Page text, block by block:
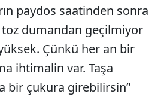
paydos saatinden sonra
dumandan geçilmiyor
Çünkü her an bir
ihtimalin var. Taşa
bir çukura girebilirsin”